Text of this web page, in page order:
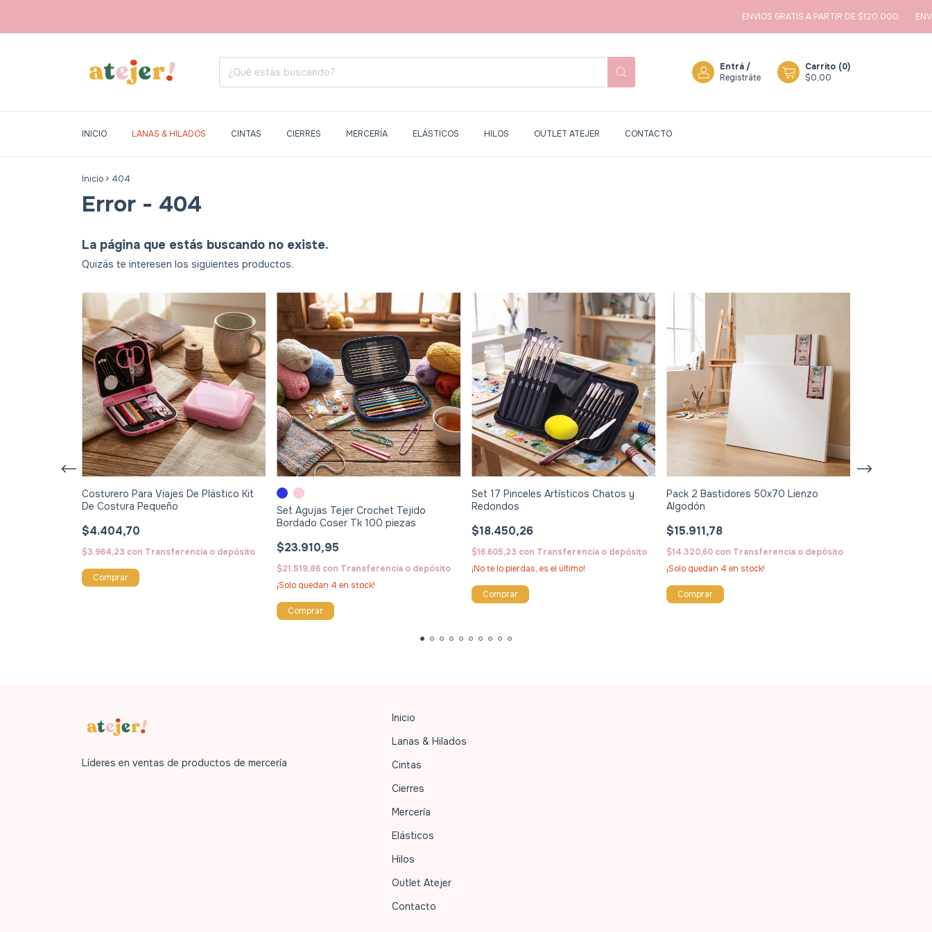
ENVIOS GRATIS A PARTIR DE $120.000 ENVIOS
Entrá /
Registráte
Carrito (0)
$0,00
INICIO LANAS & HILADOS CINTAS CIERRES MERCERÍA ELÁSTICOS HILOS OUTLET ATEJER CONTACTO
Inicio > 404
Error - 404
La página que estás buscando no existe.
Quizás te interesen los siguientes productos.
Costurero Para Viajes De Plástico Kit
De Costura Pequeño
$4.404,70
$3.964,23 con Transferencia o depósito
Set Agujas Tejer Crochet Tejido
Bordado Coser Tk 100 piezas
$23.910,95
$21.519,86 con Transferencia o depósito
¡Solo quedan 4 en stock!
Comprar
Set 17 Pinceles Artísticos Chatos y
Redondos
$18.450,26
$16.605,23 con Transferencia o depósito
¡No te lo pierdas, es el último!
Pack 2 Bastidores 50x70 Lienzo
Algodón
$15.911,78
$14.320,60 con Transferencia o depósito
¡Solo quedan 4 en stock!
$4.889,94
Líderes en ventas de productos de mercería
Inicio
Lanas & Hilados
Cintas
Cierres
Mercería
Elásticos
Hilos
Outlet Atejer
Contacto